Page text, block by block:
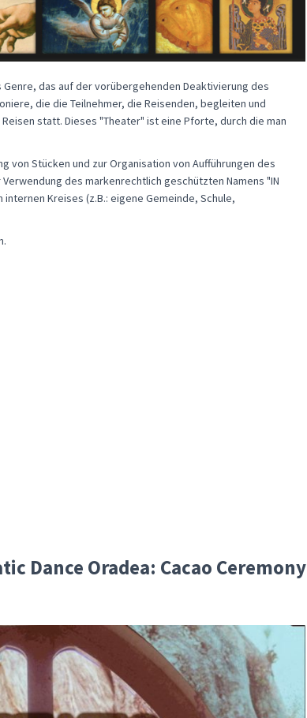
das auf der vorübergehenden Deaktivierung des
die die Teilnehmer, die Reisenden, begleiten und
statt. Dieses "Theater" ist eine Pforte, durch die man
von Stücken und zur Organisation von Aufführungen des
des markenrechtlich geschützten Namens "IN
internen Kreises (z.B.: eigene Gemeinde, Schule,
Dance Oradea: Cacao Ceremony